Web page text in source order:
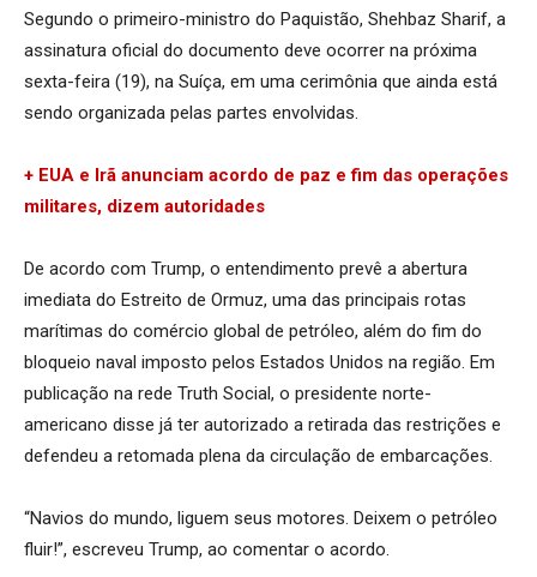
Segundo o primeiro-ministro do Paquistão, Shehbaz Sharif, a
assinatura oficial do documento deve ocorrer na próxima
sexta-feira (19), na Suíça, em uma cerimônia que ainda está
sendo organizada pelas partes envolvidas.
+ EUA e Irã anunciam acordo de paz e fim das operações
militares, dizem autoridades
De acordo com Trump, o entendimento prevê a abertura
imediata do Estreito de Ormuz, uma das principais rotas
marítimas do comércio global de petróleo, além do fim do
bloqueio naval imposto pelos Estados Unidos na região. Em
publicação na rede Truth Social, o presidente norte-
americano disse já ter autorizado a retirada das restrições e
defendeu a retomada plena da circulação de embarcações.
“Navios do mundo, liguem seus motores. Deixem o petróleo
fluir!”, escreveu Trump, ao comentar o acordo.